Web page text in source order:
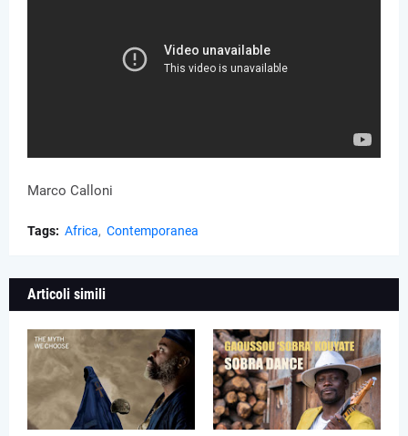
Marco Calloni
Tags: Africa Contemporanea
Articoli simili